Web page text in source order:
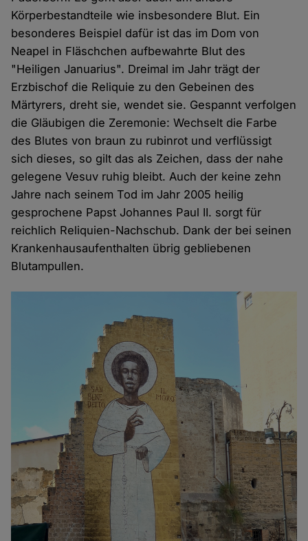
Körperbestandteile wie insbesondere Blut. Ein
besonderes Beispiel dafür ist das im Dom von
Neapel in Fläschchen aufbewahrte Blut des
"Heiligen Januarius". Dreimal im Jahr trägt der
Erzbischof die Reliquie zu den Gebeinen des
Märtyrers, dreht sie, wendet sie. Gespannt verfolgen
die Gläubigen die Zeremonie: Wechselt die Farbe
des Blutes von braun zu rubinrot und verflüssigt
sich dieses, so gilt das als Zeichen, dass der nahe
gelegene Vesuv ruhig bleibt. Auch der keine zehn
Jahre nach seinem Tod im Jahr 2005 heilig
gesprochene Papst Johannes Paul II. sorgt für
reichlich Reliquien-Nachschub. Dank der bei seinen
Krankenhausaufenthalten übrig gebliebenen
Blutampullen.